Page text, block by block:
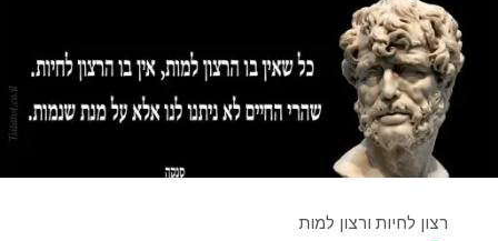
תמיד
רצון לחיות ורצון למות